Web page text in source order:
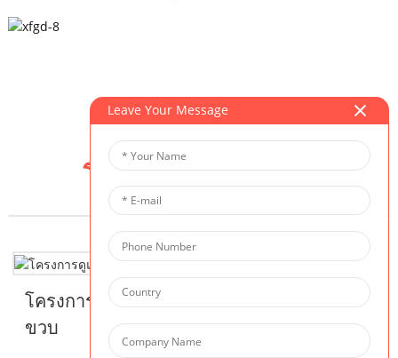
โปรแกรมที่เกี่ยวข้อง
โครงการดูแลเด็กเล็กสำหรับนักเรียนอายุ 2
ขวบ
Leave Your Message